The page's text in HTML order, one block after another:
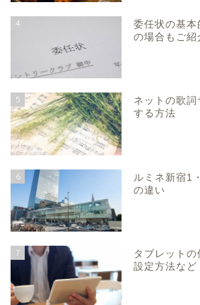
4
委任状の基本
の場合もご紹
5
ネットの歌
する方法
6
ルミネ新宿1
の違い
7
タブレット
設定方法など